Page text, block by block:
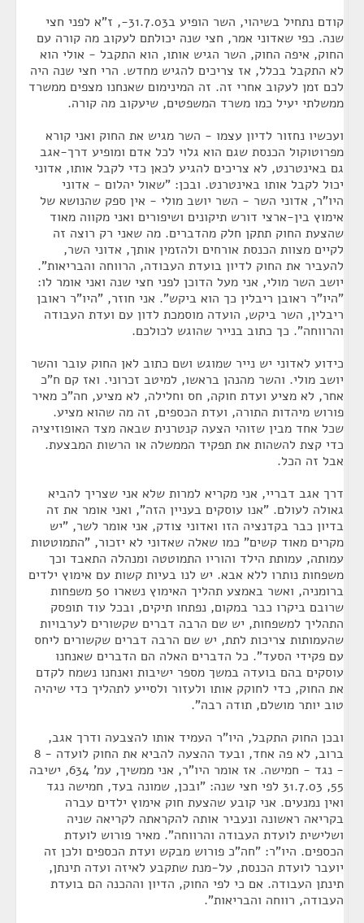
קודם נתחיל בשיהוי, השר הופיע ב31.7.03-, ז"א לפני חצי
שנה. כפי שאדוני אמר, חצי שנה יכולתם לעקוב מה קורה עם
החוק, איפה החוק, השר הגיש אותו, הוא התקבל - אולי הוא
לא התקבל בכלל, אז צריכים להגיש מחדש. הרי חצי שנה היה
לכם זמן לעקוב אחרי זה. זה המינימום שאנחנו מצפים ממשרד
ממשלתי יעיל כמו משרד המשפטים, שיעקוב מה קורה.
ועכשיו נחזור לדיון עצמו - השר מגיש את החוק ואני קורא
מפרוטוקול הכנסת שגם הוא גלוי לכל אדם ומופיע דרך-אגב
גם באינטרנט, לא צריכים להגיע לכאן כדי לקבל אותו, אדוני
יכול לקבל אותו באינטרנט. ובכן: "שאול יהלום - אדוני
היו"ר, אדוני השר - השר יושב מולי - אין ספק שהנושא של
אימוץ בין-ארצי דורש תיקונים ושיפורים ואני מקווה מאוד
שהצעת החוק תתקן חלק מהדברים. מה שאני רק רוצה זה
לקיים מצוות הכנסת אורחים ולהזמין אותך, אדוני השר,
להעביר את החוק לדיון בועדת העבודה, הרווחה והבריאות".
יושב השר מולי, אני מעל הדוכן לפני חצי שנה ואני אומר לו:
"היו"ר ראובן ריבלין כך הוא ביקש". אני חוזר, "היו"ר ראובן
ריבלין, השר ביקש, הועדה מוסמכת לדון עם ועדת העבודה
והרווחה". כך כתוב בנייר שהוגש לכולכם.
כידוע לאדוני יש נייר שמוגש ושם כתוב לאן החוק עובר והשר
יושב מולי. והשר מהנהן בראשו, למיטב זכרוני. ואז קם ח"כ
אחר, לא מציע ועדת חוקה, חס וחלילה, לא מציע, חה"כ מאיר
פורוש מיהדות התורה, ועדת הכספים, זה מה שהוא מציע.
שכל אחד מבין שזוהי הצעה קנטרנית שבאה מצד האופוזיציה
כדי קצת להשהות את תפקיד הממשלה או הרשות המבצעת.
אבל זה הכל.
דרך אגב דבריי, אני מקריא למרות שלא אני שצריך להביא
גאולה לעולם. "אנו עוסקים בעניין הזה", ואני אומר את זה
בדיון כבר בקדנציה הזו ואדוני צודק, אני אומר לשר, "יש
מקרים מאוד קשים" כמו שאלה שאדוני לא יזכור, "התמוטטות
עמותה, עמותת הילד והוריו התמוטטה ומנהלה התאבד וכך
משפחות נותרו ללא אבא. יש לנו בעיות קשות עם אימוץ ילדים
ברומניה, ואשר באמצע תהליך האימוץ נשארו 50 משפחות
שרובם ביקרו כבר במקום, נפתחו תיקים, ובכל עוד תופסק
התהליך למשפחות, יש שם הרבה דברים שקשורים לערבויות
שהעמותות צריכות לתת, יש שם הרבה דברים שקשורים ליחס
עם פקידי הסעד". כל הדברים האלה הם הדברים שאנחנו
עוסקים בהם בועדה במשך מספר ישיבות ואנחנו נשמח לקדם
את החוק, כדי לחוקק אותו ולעזור ולסייע לתהליך כדי שיהיה
טוב יותר מושלם, תודה רבה".
ובכן החוק התקבל, היו"ר העמיד אותו להצבעה ודרך אגב,
ברוב, לא פה אחד, ובעד ההצעה להביא את החוק לועדה - 8
- נגד - חמישה. אז אומר היו"ר, אני ממשיך, עמ' 634, ישיבה
55, 31.7.03 לפי חצי שנה: "ובכן, שמונה בעד, חמישה נגד
ואין נמנעים. אני קובע שהצעת חוק אימוץ ילדים עברה
בקריאה ראשונה ונעביר אותה להקראתה לקריאה שניה
ושלישית לועדת העבודה והרווחה". מאיר פורוש לועדת
הכספים. היו"ר: "חה"כ פורוש מבקש ועדת הכספים ולכן זה
יועבר לועדת הכנסת, על-מנת שתקבע לאיזה ועדה תינתן,
תינתן העבודה. אם כי לפי החוק, הדיון וההכנה הם בועדת
העבודה, רווחה והבריאות".